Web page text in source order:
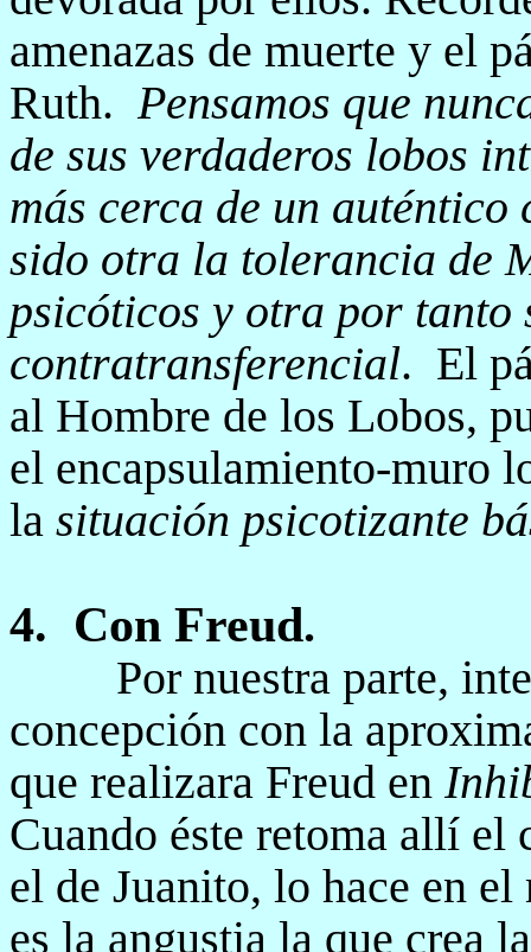
amenazas de muerte y el
Ruth. Pensamos que
de sus verdaderos lobos
más cerca de un
sido otra la tolerancia de
psicóticos y otra por tanto
contratransferencial. El
al Hombre de los Lobos,
el encapsulamiento-muro
la situación psicotizante
4. Con Freud.
Por nuestra parte,
concepción con la
que realizara Freud en
Cuando éste retoma allí el
el de Juanito, lo hace en
es la angustia la que crea